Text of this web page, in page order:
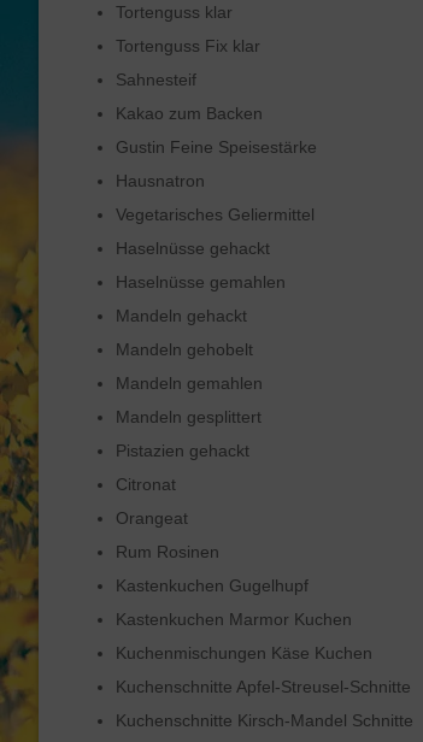
Tortenguss klar
Tortenguss Fix klar
Sahnesteif
Kakao zum Backen
Gustin Feine Speisestärke
Hausnatron
Vegetarisches Geliermittel
Haselnüsse gehackt
Haselnüsse gemahlen
Mandeln gehackt
Mandeln gehobelt
Mandeln gemahlen
Mandeln gesplittert
Pistazien gehackt
Citronat
Orangeat
Rum Rosinen
Kastenkuchen Gugelhupf
Kastenkuchen Marmor Kuchen
Kuchenmischungen Käse Kuchen
Kuchenschnitte Apfel-Streusel-Schnitte
Kuchenschnitte Kirsch-Mandel Schnitte